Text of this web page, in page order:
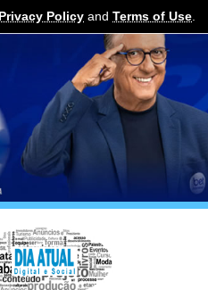
Privacy Policy and Terms of Use.